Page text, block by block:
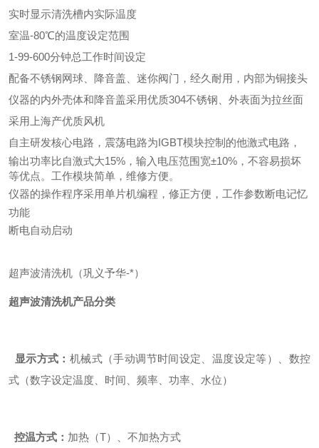
实时显示清洗槽内实际温度
室温-80℃的温度设定范围
1-99-600分钟总工作时间设定
配备不锈钢网球、降音盖、迷你阀门，经久耐用，内部为铜接头
仪器的内外壳体和降音盖采用优质304不锈钢、外表面为拉丝面
采用上海产优质风机
自主研发核心电路，震荡电路为IGBT模块控制的他激式电路，
输出功率比自激式大15%，输入电压范围宽±10%，不容易损坏
等优点。工作模块简单，维修方便。
仪器的操作程序采用单片机编程，修正方便，工作参数断电记忆
功能
断电自动启动
超声波清洗机（巩义予华-*）
超声波清洗机产品分类
显示方式： 机械式（手动调节时间设定、温度设定等）、数控
式（数字设定温度、时间、频率、功率、水位）
控温方式： 加热（T）、不加热方式